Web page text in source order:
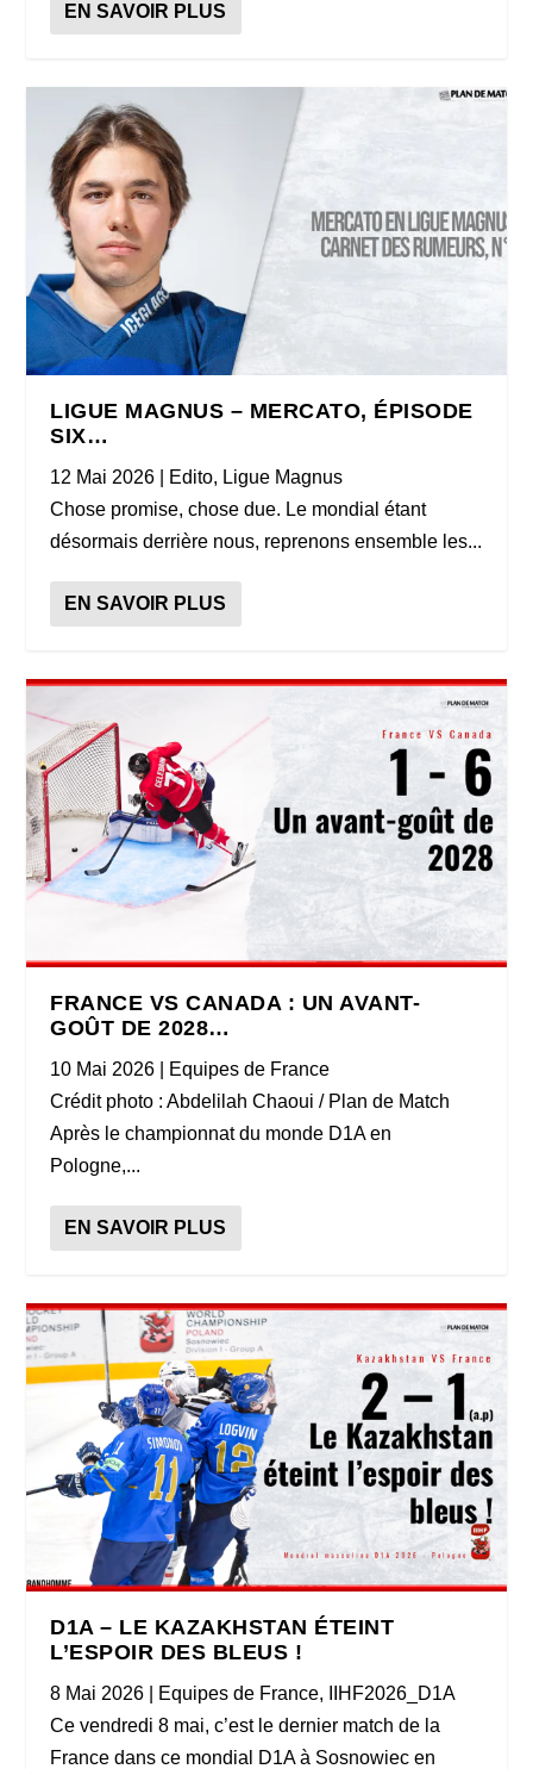
EN SAVOIR PLUS
LIGUE MAGNUS – MERCATO, ÉPISODE
SIX…
12 Mai 2026 Edito, Ligue Magnus
Chose promise, chose due. Le mondial étant
désormais derrière nous, reprenons ensemble les...
EN SAVOIR PLUS
FRANCE VS CANADA : UN AVANT-
GOÛT DE 2028…
10 Mai 2026
Equipes de France
Crédit photo : Abdelilah Chaoui / Plan de Match
Après le championnat du monde D1A en
Pologne,...
EN SAVOIR PLUS
D1A – LE KAZAKHSTAN ÉTEINT
L’ESPOIR DES BLEUS !
8 Mai 2026 Equipes de France,
IIHF2026_D1A
Ce vendredi 8 mai, c’est le dernier match de la
France dans ce mondial D1A à Sosnowiec en